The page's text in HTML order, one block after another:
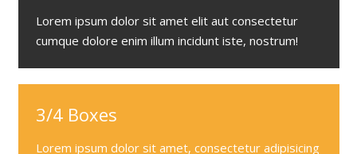
Lorem ipsum dolor sit amet elit aut consectetur
cumque dolore enim illum incidunt iste, nostrum!
3/4 Boxes
Lorem ipsum dolor sit amet, consectetur adipisicing